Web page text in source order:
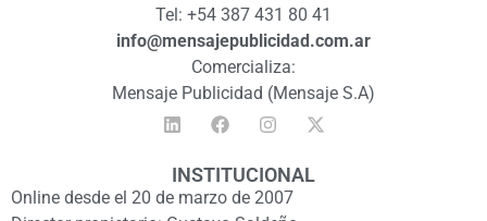
Tel: +54 387 431 80 41
info@mensajepublicidad.com.ar
Comercializa:
Mensaje Publicidad (Mensaje S.A)
INSTITUCIONAL
Online desde el 20 de marzo de 2007